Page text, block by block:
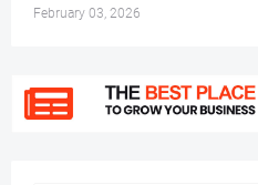
February 03, 2026